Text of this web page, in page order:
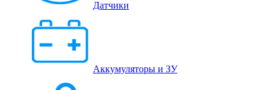
Датчики
Аккумуляторы и ЗУ